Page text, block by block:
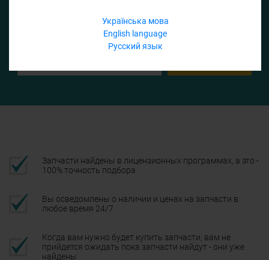
Українська мова
English language
Русский язык
Запчасти найдены в лицензионных программах, а это -
100% точность подбора
Вы осведомлены о наличии и ценах на запчасти в
любое время 24/7
Когда вам нужно будет купить запчасти, вам не
прийдется ожидать пока запчасти найдут - они уже
найдены